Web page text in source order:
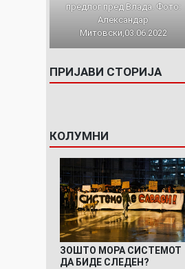
предлог пред Влада. Фото:
Александар
Митовски,03.06.2022
ПРИЈАВИ СТОРИЈА
КОЛУМНИ
ЗОШТО МОРА СИСТЕМОТ
ДА БИДЕ СЛЕДЕН?